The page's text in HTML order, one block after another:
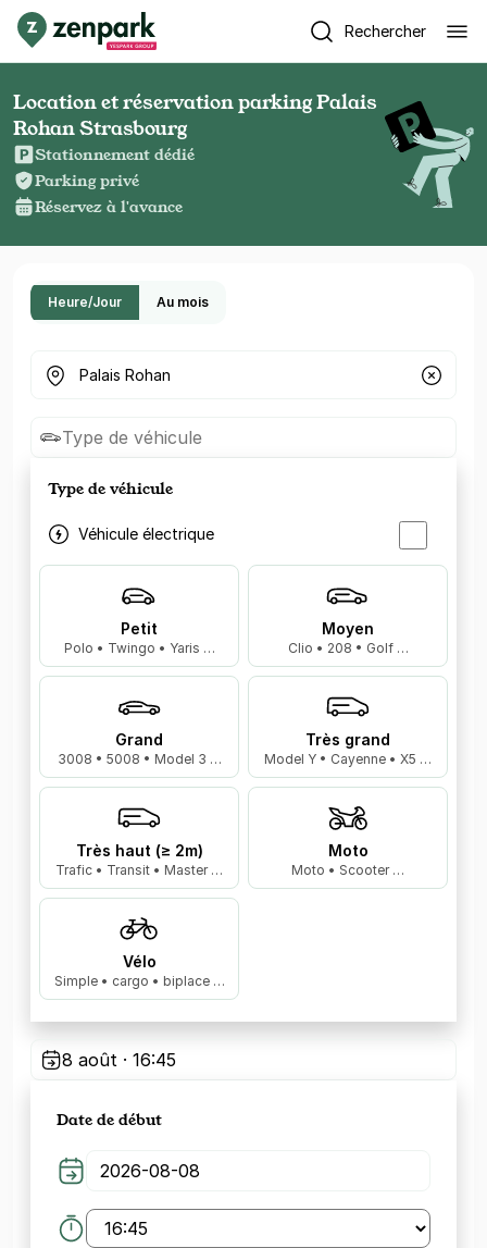
Rechercher
Location et réservation parking Palais
Rohan Strasbourg
Stationnement dédié
Parking privé
Réservez à l'avance
Heure/Jour Au mois
Où cherchez-vous un parking ?
Type de véhicule
Type de véhicule
Véhicule électrique
Petit
Polo • Twingo • Yaris …
Moyen
Clio • 208 • Golf …
Grand
3008 • 5008 • Model 3 …
Très grand
Model Y • Cayenne • X5 …
Très haut (≥ 2m)
Trafic • Transit • Master …
Moto
Moto • Scooter …
Vélo
Simple • cargo • biplace …
8 août · 16:45
Date de début